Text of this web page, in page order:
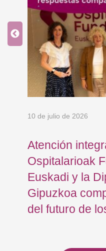
10 de julio de 2026
Atención
Ospitalarioak
Euskadi y la
Gipuzkoa
del futuro de